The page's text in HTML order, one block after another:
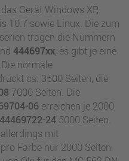
Gerät Windows XP,
10.7 sowie Linux. Die zum
tragen die Nummern
444697xx, es gibt je eine
normale
ca. 3500 Seiten, die
7000 Seiten. Die
06erreichen je 2000
44469722-245000 Seiten.
mit
Farbe nur 2000 Seiten